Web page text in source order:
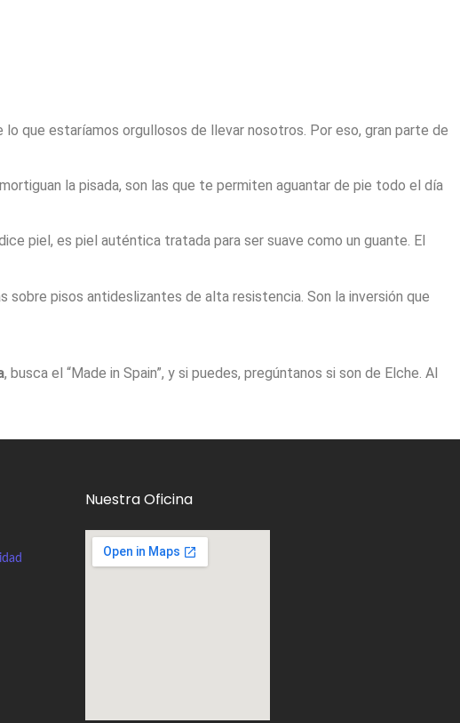
que estaríamos orgullosos de llevar nosotros. Por eso, gran parte de
la pisada, son las que te permiten aguantar de pie todo el día
piel, es piel auténtica tratada para ser suave como un guante. El
pisos antideslizantes de alta resistencia. Son la inversión que
, busca el “Made in Spain”, y si puedes, pregúntanos si son de Elche. Al
Nuestra Oficina